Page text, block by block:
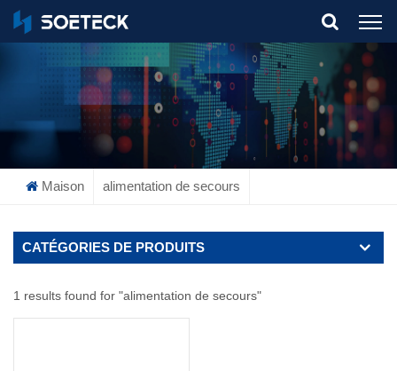
What Are You Looking For?
Maison alimentation de secours
CATÉGORIES DE PRODUITS
1 results found for "alimentation de secours"